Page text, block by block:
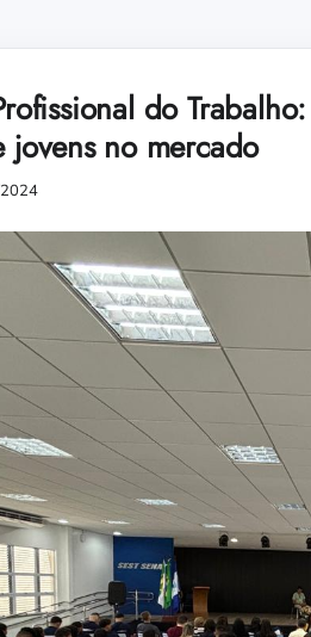
do
jovens no mercado